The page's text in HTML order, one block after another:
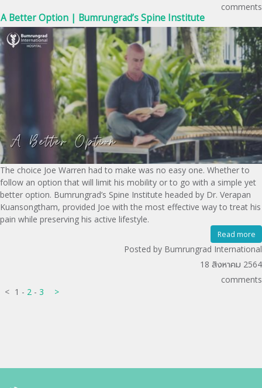
comments
A Better Option | Bumrungrad’s Spine Institute
The choice Joe Warren had to make was no easy one. Whether to
follow an option that will limit his mobility or to go with a simple yet
better option. Bumrungrad’s Spine Institute headed by Dr. Verapan
Kuansongtham, provided Joe with the most effective way to treat his
pain while preserving his active lifestyle.
Read more
Posted by Bumrungrad International
18 สิงหาคม 2564
comments
< 1 - 2 - 3 >